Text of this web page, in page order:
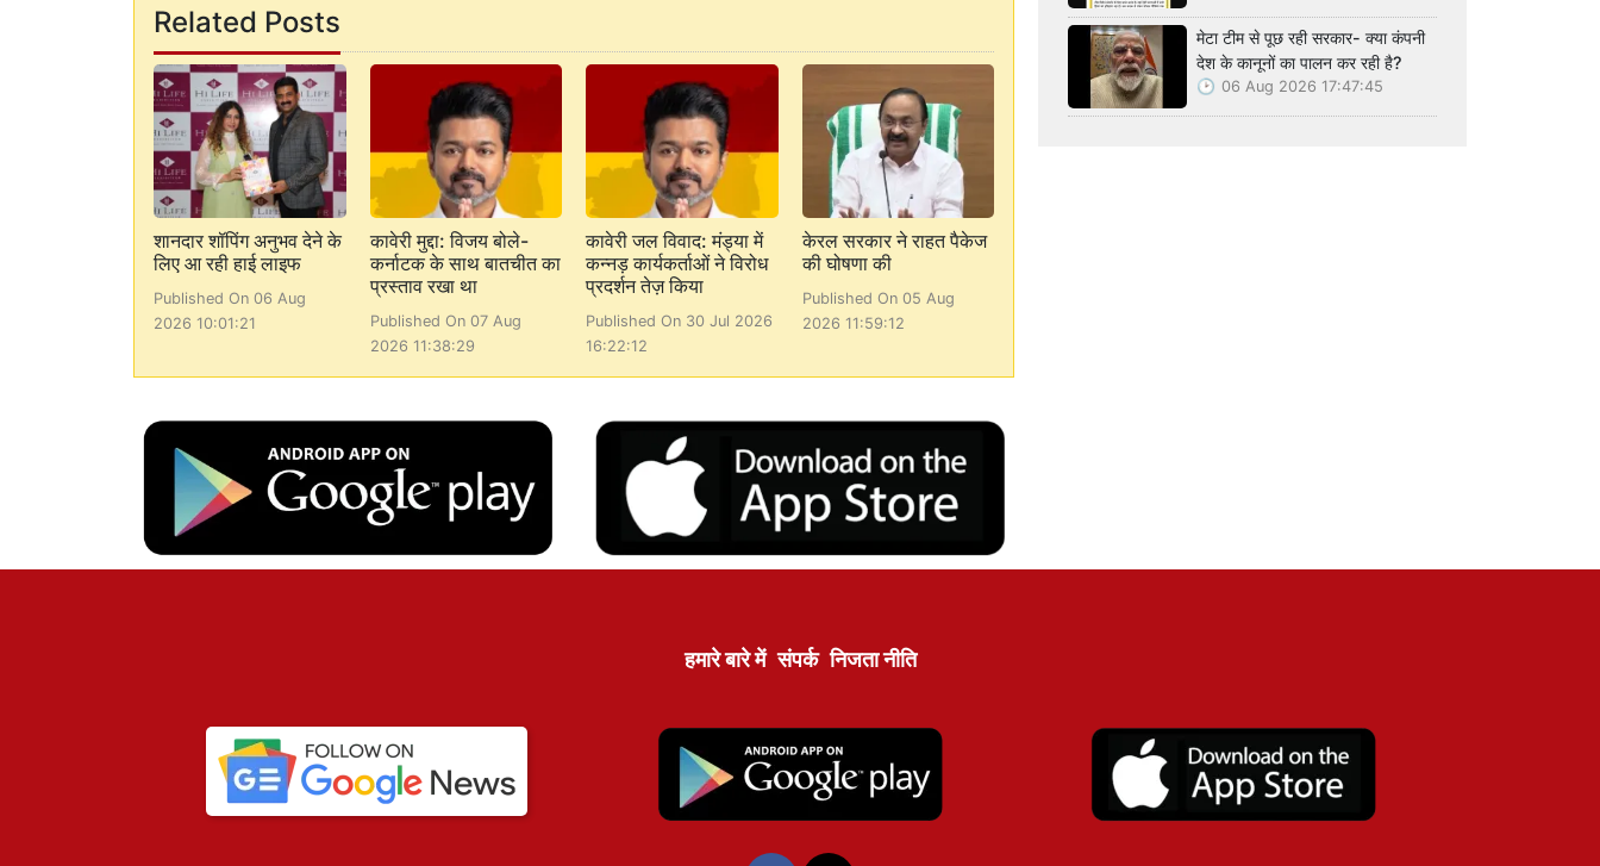
Related Posts
शानदार शॉपिंग अनुभव देने के
लिए आ रही हाई लाइफ
Published On 06 Aug
2026 10:01:21
कावेरी मुद्दा: विजय बोले-
कर्नाटक के साथ बातचीत का
प्रस्ताव रखा था
Published On 07 Aug
2026 11:38:29
कावेरी जल विवाद: मंड्या में
कन्नड़ कार्यकर्ताओं ने विरोध
प्रदर्शन तेज़ किया
Published On 30 Jul 2026
16:22:12
केरल सरकार ने राहत पैकेज
की घोषणा की
Published On 05 Aug
2026 11:59:12
मेटा टीम से पूछ रही सरकार- क्या कंपनी
देश के कानूनों का पालन कर रही है?
06 Aug 2026 17:47:45
हमारे बारे में संपर्क निजता नीति